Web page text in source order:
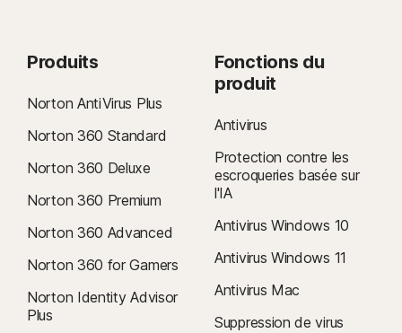
Produits
Norton AntiVirus Plus
Norton 360 Standard
Norton 360 Deluxe
Norton 360 Premium
Norton 360 Advanced
Norton 360 for Gamers
Norton Identity Advisor
Plus
Fonctions du
produit
Antivirus
Protection contre les
escroqueries basée sur
l'IA
Antivirus Windows 10
Antivirus Windows 11
Antivirus Mac
Suppression de virus